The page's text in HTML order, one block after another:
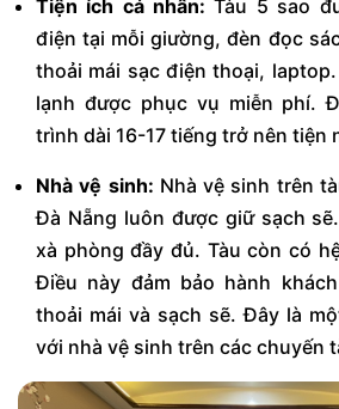
Tiện ích cá nhân: Tàu 5 sao
điện tại mỗi giường, đèn đọc
thoải mái sạc điện thoại,
lạnh được phục vụ miễn phí.
trình dài 16-17 tiếng trở nên tiện
Nhà vệ sinh: Nhà vệ sinh trên
Đà Nẵng luôn được giữ sạch
xà phòng đầy đủ. Tàu còn có
Điều này đảm bảo hành
thoải mái và sạch sẽ. Đây là
với nhà vệ sinh trên các chuyến